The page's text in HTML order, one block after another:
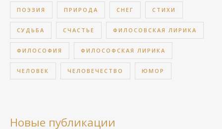
ПОЭЗИЯ ПРИРОДА СНЕГ СТИХИ
СУДЬБА СЧАСТЬЕ ФИЛОСОВСКАЯ ЛИРИКА
ФИЛОСОФИЯ ФИЛОСОФСКАЯ ЛИРИКА
ЧЕЛОВЕК ЧЕЛОВЕЧЕСТВО ЮМОР
Новые публикации